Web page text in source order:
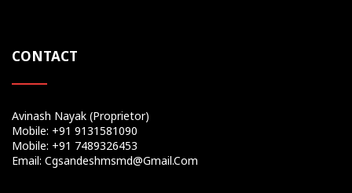
CONTACT
Avinash Nayak (Proprietor)
Mobile: +91 9131581090
Mobile: +91 7489326453
Email: Cgsandeshmsmd@gmail.com